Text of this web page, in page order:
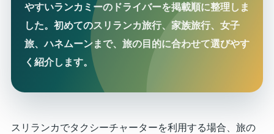
やすいランカミーのドライバーを掲載順に整理しま
した。初めてのスリランカ旅行、家族旅行、女子
旅、ハネムーンまで、旅の目的に合わせて選びやす
く紹介します。
スリランカでタクシーチャーターを利用する場合、旅の